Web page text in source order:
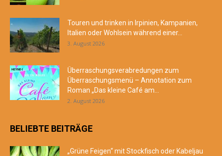
Touren und trinken in Irpinien, Kampanien,
Italien oder Wohlsein während einer...
3. August 2026
Überraschungsverabredungen zum
Überraschungsmenü – Annotation zum
Roman „Das kleine Café am...
2. August 2026
BELIEBTE BEITRÄGE
„Grüne Feigen“ mit Stockfisch oder Kabeljau